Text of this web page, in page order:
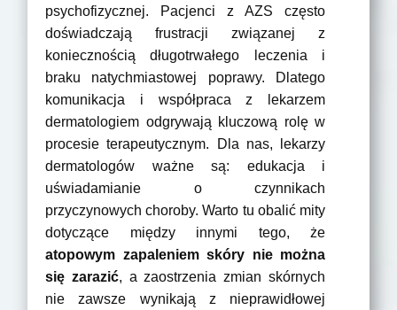
psychofizycznej. Pacjenci z AZS często
doświadczają frustracji związanej z
koniecznością długotrwałego leczenia i
braku natychmiastowej poprawy. Dlatego
komunikacja i współpraca z lekarzem
dermatologiem odgrywają kluczową rolę w
procesie terapeutycznym. Dla nas, lekarzy
dermatologów ważne są: edukacja i
uświadamianie o czynnikach
przyczynowych choroby. Warto tu obalić mity
dotyczące między innymi tego, że
atopowym zapaleniem skóry nie można
się zarazić, a zaostrzenia zmian skórnych
nie zawsze wynikają z nieprawidłowej